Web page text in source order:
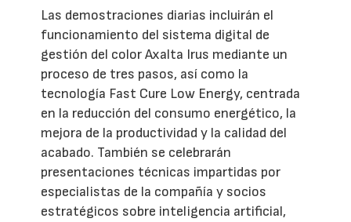
Las demostraciones diarias incluirán el
funcionamiento del sistema digital de
gestión del color Axalta Irus mediante un
proceso de tres pasos, así como la
tecnología Fast Cure Low Energy, centrada
en la reducción del consumo energético, la
mejora de la productividad y la calidad del
acabado. También se celebrarán
presentaciones técnicas impartidas por
especialistas de la compañía y socios
estratégicos sobre inteligencia artificial,